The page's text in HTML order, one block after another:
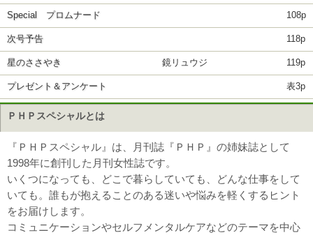
Special プロムナード 108p
次号予告 118p
星のささやき 鏡リュウジ 119p
プレゼント＆アンケート 表3p
ＰＨＰスペシャルとは
『ＰＨＰスペシャル』は、月刊誌『ＰＨＰ』の姉妹誌として
1998年に創刊した月刊女性誌です。
いくつになっても、どこで暮らしていても、どんな仕事をして
いても。誰もが抱えることのある迷いや悩みを軽くするヒント
をお届けします。
コミュニケーションやセルフメンタルケアなどのテーマを中心